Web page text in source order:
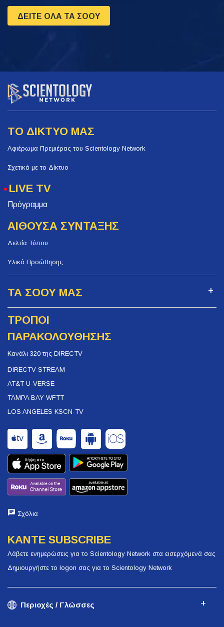
ΔΕΙΤΕ ΟΛΑ ΤΑ ΣΟΟΥ
ΤΟ ΔΙΚΤΥΟ ΜΑΣ
Αφιέρωμα Πρεμιέρας του Scientology Network
Σχετικά με το Δίκτυο
LIVE TV
Πρόγραμμα
ΑΙΘΟΥΣΑ ΣΥΝΤΑΞΗΣ
Δελτία Τύπου
Υλικά Προώθησης
ΤΑ ΣΟΟΥ ΜΑΣ
ΤΡΟΠΟΙ
ΠΑΡΑΚΟΛΟΥΘΗΣΗΣ
Κανάλι 320 της DIRECTV
DIRECTV STREAM
AT&T U-VERSE
TAMPA BAY WFTT
LOS ANGELES KSCN-TV
Σχόλια
ΚΑΝΤΕ SUBSCRIBE
Λάβετε ενημερώσεις για το Scientology Network στα εισερχόμενά σας
Δημιουργήστε το logon σας για το Scientology Network
Περιοχές / Γλώσσες